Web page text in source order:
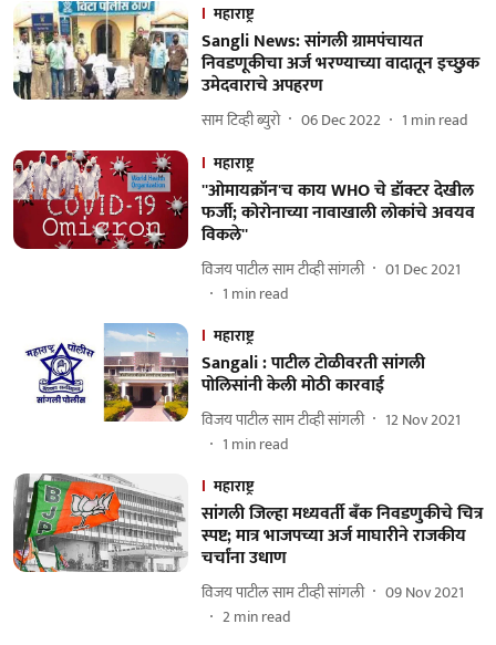
महाराष्ट्र
Sangli News: सांगली ग्रामपंचायत
निवडणूकीचा अर्ज भरण्याच्या वादातून इच्छुक
उमेदवाराचे अपहरण
साम टिव्ही ब्युरो 06 Dec 2022 1 min read
महाराष्ट्र
''ओमायक्रॉन'च काय WHO चे डॉक्टर देखील
फर्जी; कोरोनाच्या नावाखाली लोकांचे अवयव
विकले''
विजय पाटील साम टीव्ही सांगली
01 Dec 2021
1 min read
महाराष्ट्र
Sangali : पाटील टोळीवरती सांगली
पोलिसांनी केली मोठी कारवाई
विजय पाटील साम टीव्ही सांगली
12 Nov 2021
1 min read
महाराष्ट्र
सांगली जिल्हा मध्यवर्ती बँक निवडणुकीचे चित्र
स्पष्ट; मात्र भाजपच्या अर्ज माघारीने राजकीय
चर्चांना उधाण
विजय पाटील साम टीव्ही सांगली
09 Nov 2021
2min read